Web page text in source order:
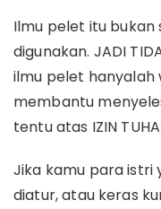
Ilmu pelet itu bukan
digunakan. JADI
ilmu pelet
membantu
tentu atas IZIN
Jika kamu para istri
diatur, atau keras